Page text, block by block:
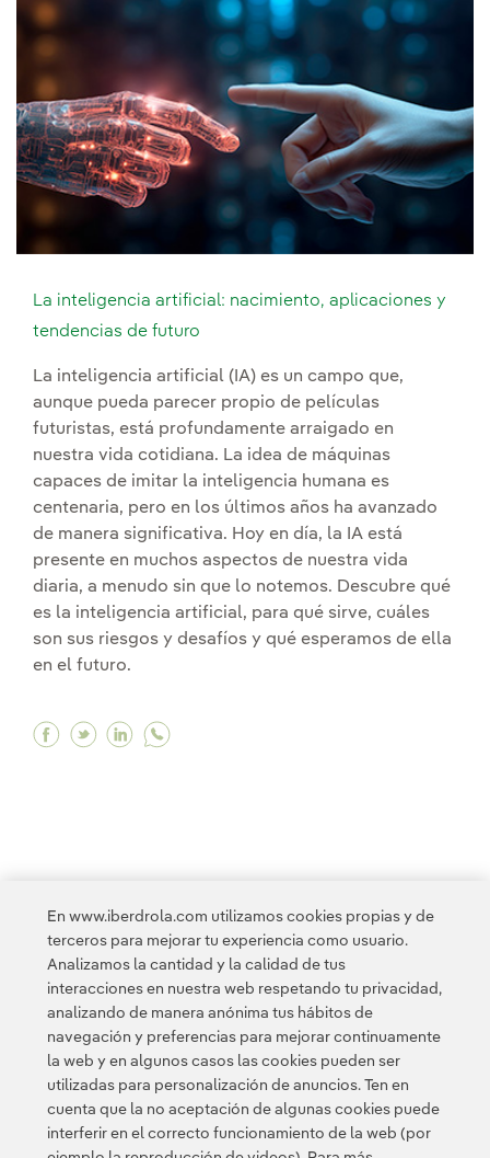
La inteligencia artificial: nacimiento, aplicaciones y
tendencias de futuro
La inteligencia artificial (IA) es un campo que,
aunque pueda parecer propio de películas
futuristas, está profundamente arraigado en
nuestra vida cotidiana. La idea de máquinas
capaces de imitar la inteligencia humana es
centenaria, pero en los últimos años ha avanzado
de manera significativa. Hoy en día, la IA está
presente en muchos aspectos de nuestra vida
diaria, a menudo sin que lo notemos. Descubre qué
es la inteligencia artificial, para qué sirve, cuáles
son sus riesgos y desafíos y qué esperamos de ella
en el futuro.
Facebook La inteligencia artificial:
Twitter La inteligencia artificial:
Linkedin La inteligencia artificial:
21 ... 30 31 ...
Contacta Clientes Política de Privacidad Información legal
Política de cookies Configuración de cookies Accesibilidad
En www.iberdrola.com utilizamos cookies propias y de
terceros para mejorar tu experiencia como usuario.
Analizamos la cantidad y la calidad de tus
interacciones en nuestra web respetando tu privacidad,
analizando de manera anónima tus hábitos de
navegación y preferencias para mejorar continuamente
la web y en algunos casos las cookies pueden ser
utilizadas para personalización de anuncios. Ten en
cuenta que la no aceptación de algunas cookies puede
interferir en el correcto funcionamiento de la web (por